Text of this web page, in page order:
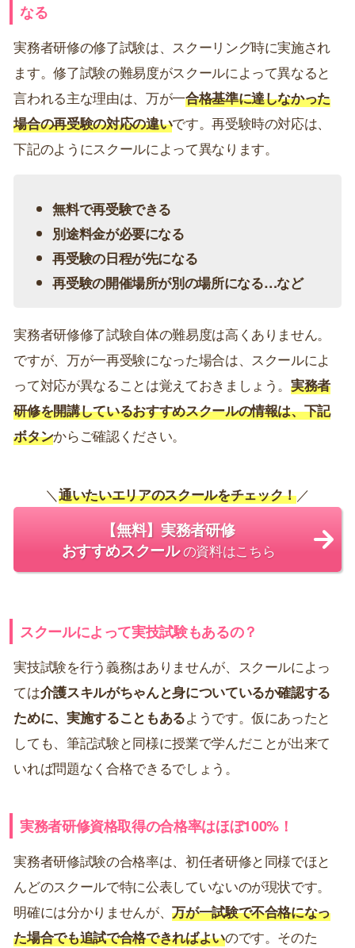
なる
実務者研修の修了試験は、スクーリング時に実施され
ます。修了試験の難易度がスクールによって異なると
言われる主な理由は、万が一合格基準に達しなかった
場合の再受験の対応の違いです。再受験時の対応は、
下記のようにスクールによって異なります。
無料で再受験できる
別途料金が必要になる
再受験の日程が先になる
再受験の開催場所が別の場所になる…など
実務者研修修了試験自体の難易度は高くありません。
ですが、万が一再受験になった場合は、スクールによ
って対応が異なることは覚えておきましょう。実務者
研修を開講しているおすすめスクールの情報は、下記
ボタンからご確認ください。
＼通いたいエリアのスクールをチェック！／
【無料】実務者研修
おすすめスクールの資料はこちら
スクールによって実技試験もあるの？
実技試験を行う義務はありませんが、スクールによっ
ては介護スキルがちゃんと身についているか確認する
ために、実施することもあるようです。仮にあったと
しても、筆記試験と同様に授業で学んだことが出来て
いれば問題なく合格できるでしょう。
実務者研修資格取得の合格率はほぼ100%！
実務者研修試験の合格率は、初任者研修と同様でほと
んどのスクールで特に公表していないのが現状です。
明確には分かりませんが、万が一試験で不合格になっ
た場合でも追試で合格できればよいのです。そのた